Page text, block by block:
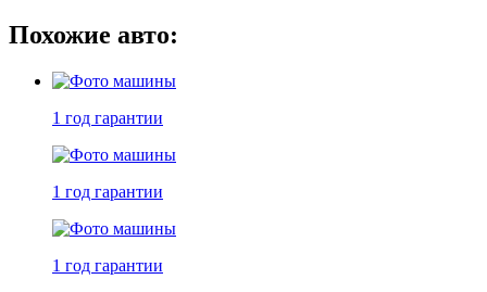
Похожие авто:
1 год гарантии
1 год гарантии
1 год гарантии